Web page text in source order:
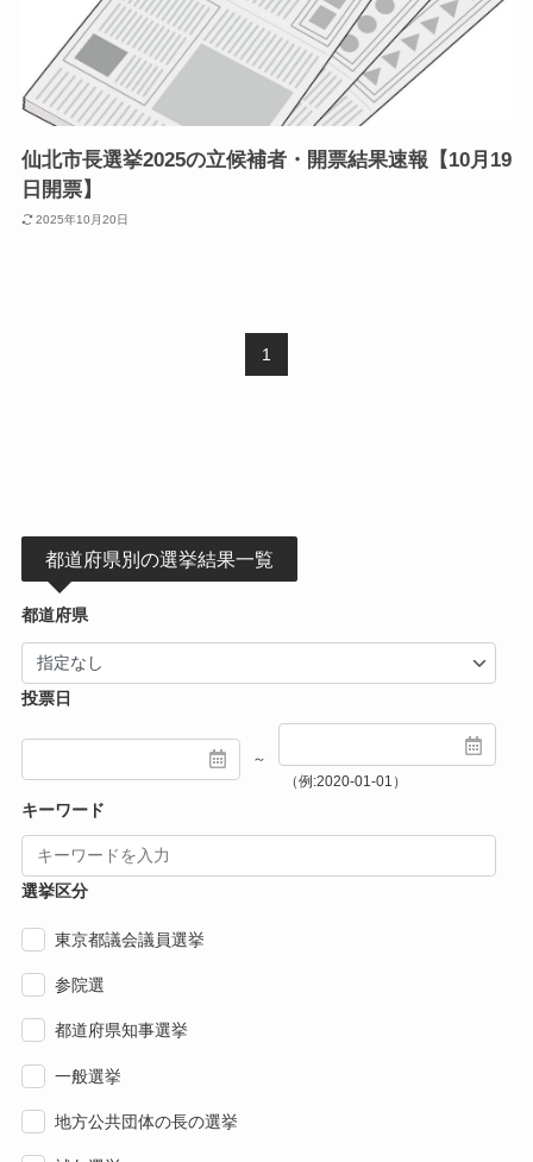
仙北市長選挙2025の立候補者・開票結果速報【10月19
日開票】
2025年10月20日
1
都道府県別の選挙結果一覧
都道府県
投票日
～
（例:2020-01-01）
キーワード
選挙区分
東京都議会議員選挙
参院選
都道府県知事選挙
一般選挙
地方公共団体の長の選挙